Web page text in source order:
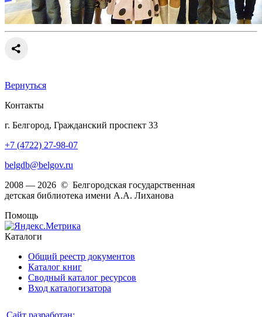
Вернуться
Контакты
г. Белгород, Гражданский проспект 33
+7 (4722) 27-98-07
belgdb@belgov.ru
2008 — 2026 © Белгородская государственная
детская библиотека имени А.А. Лиханова
Помощь
Каталоги
Общий реестр документов
Каталог книг
Сводный каталог ресурсов
Вход каталогизатора